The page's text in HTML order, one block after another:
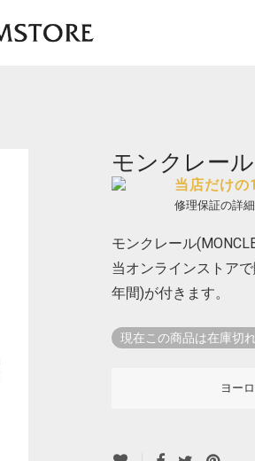
モンクレー
当店だけの
修理保証の詳
モンクレール
当オンラインストア
年間)が付きます。
現在この商品は在庫切
ヨー